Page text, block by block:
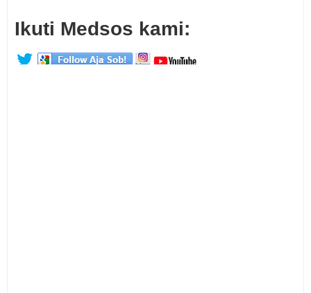
Ikuti Medsos kami: